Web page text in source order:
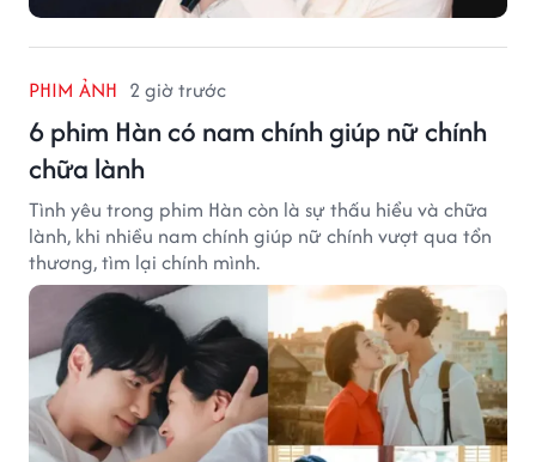
PHIM ẢNH 2 giờ trước
6 phim Hàn có nam chính giúp nữ chính
chữa lành
Tình yêu trong phim Hàn còn là sự thấu hiểu và chữa
lành, khi nhiều nam chính giúp nữ chính vượt qua tổn
thương, tìm lại chính mình.